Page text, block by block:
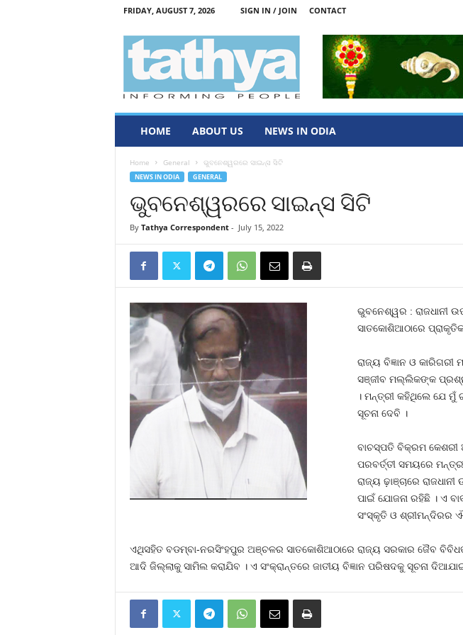
FRIDAY, AUGUST 7, 2026 SIGN IN / JOIN CONTACT
HOME ABOUT US NEWS IN ODIA
Home General ଭୁବନେଶ୍ୱରରେ ସାଇନ୍ସ ସିଟି
NEWS IN ODIA GENERAL
ଭୁବନେଶ୍ୱରରେ ସାଇନ୍ସ ସିଟି
By Tathya Correspondent- July 15, 2022
ଭୁବନେଶ୍ୱର : ରାଜଧାନୀ
ସାତକୋଶିଆଠାରେ
ରାଜ୍ୟ ବିଜ୍ଞାନ ଓ
ସଞ୍ଜୀବ ମଲ୍ଲିକଙ୍କ
। ମନ୍ତ୍ରୀ କହିଥିଲେ ଯେ ମୁଁ
ସୂଚନା ଦେବି ।
ବାଚସ୍ପତି ବିକ୍ରମ କେଶରୀ
ପରବର୍ତ୍ତୀ ସମୟରେ
ରାଜ୍ୟ ଢ଼ାଞ୍ଚାରେ
ପାଇଁ ଯୋଜନା ରହିଛି । ଏ
ସଂସ୍କୃତି ଓ ଶ୍ରୀମନ୍ଦିରର
ଏଥିସହିତ ବଡମ୍ବା-ନରସିଂହପୁର ଅଞ୍ଚଳର ସାତକୋଶିଆଠାରେ ରାଜ୍ୟ ସରକାର ଜୈବ
ଆଦି ଜିଲ୍ଲାକୁ ସାମିଲ କରାଯିବ । ଏ ସଂକ୍ରାନ୍ତରେ ଜାତୀୟ ବିଜ୍ଞାନ ପରିଷଦକୁ ସୂଚନା